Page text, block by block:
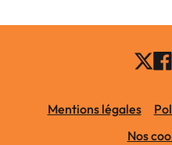
Mentions légales
Nos